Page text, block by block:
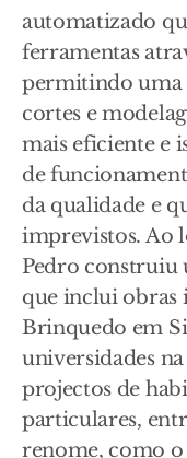
automatizado
ferramentas
permitindo uma
cortes e
mais eficiente e
de
da qualidade e
imprevistos. Ao
Pedro construiu
que inclui obras
Brinquedo em
universidades
projectos de
particulares,
renome, como